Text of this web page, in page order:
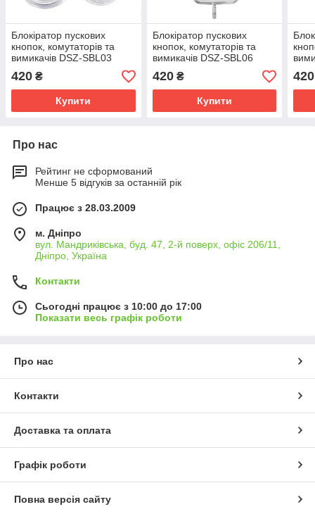
Блокіратор пускових
кнопок, комутаторів та
вимикачів DSZ-SBL03
420 ₴
Купити
Блокіратор пускових
кнопок, комутаторів та
вимикачів DSZ-SBL06
420₴
Купити
420
Про нас
Рейтинг не сформований
Менше 5 відгуків за останній рік
Працює з 28.03.2009
м. Дніпро
вул. Мандриківська, буд. 47, 2-й поверх, офіс 206/11,
Дніпро, Україна
Контакти
Сьогодні працює з 10:00 до 17:00
Показати весь графік роботи
Про нас
Контакти
Доставка та оплата
Графік роботи
Повна версія сайту